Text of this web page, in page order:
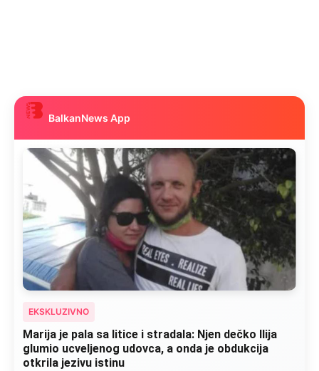
BalkanNews App
EKSKLUZIVNO
Marija je pala sa litice i stradala: Njen dečko Ilija
glumio ucveljenog udovca, a onda je obdukcija
otkrila jezivu istinu